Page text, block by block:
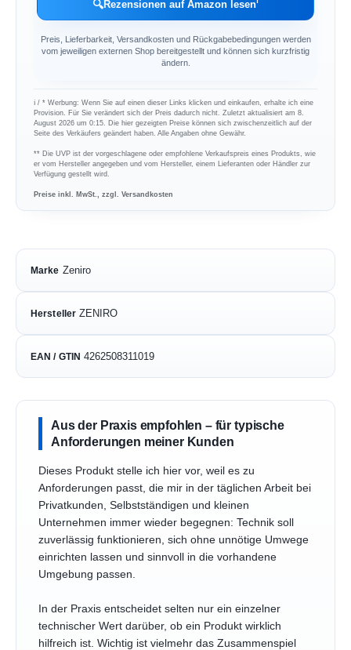
🔍Rezensionen auf Amazon lesen
Preis, Lieferbarkeit, Versandkosten und Rückgabebedingungen werden
vom jeweiligen externen Shop bereitgestellt und können sich kurzfristig
ändern.
ℹ︎ / * Werbung: Wenn Sie auf einen dieser Links klicken und einkaufen, erhalte ich eine
Provision. Für Sie verändert sich der Preis dadurch nicht. Zuletzt aktualisiert am 8.
August 2026 um 0:15. Die hier gezeigten Preise können sich zwischenzeitlich auf der
Seite des Verkäufers geändert haben. Alle Angaben ohne Gewähr.
** Die UVP ist der vorgeschlagene oder empfohlene Verkaufspreis eines Produkts, wie
er vom Hersteller angegeben und vom Hersteller, einem Lieferanten oder Händler zur
Verfügung gestellt wird.
Preise inkl. MwSt., zzgl. Versandkosten
Marke Zeniro
Hersteller ZENIRO
EAN / GTIN 4262508311019
Aus der Praxis empfohlen – für typische
Anforderungen meiner Kunden
Dieses Produkt stelle ich hier vor, weil es zu
Anforderungen passt, die mir in der täglichen Arbeit bei
Privatkunden, Selbstständigen und kleinen
Unternehmen immer wieder begegnen: Technik soll
zuverlässig funktionieren, sich ohne unnötige Umwege
einrichten lassen und sinnvoll in die vorhandene
Umgebung passen.
In der Praxis entscheidet selten nur ein einzelner
technischer Wert darüber, ob ein Produkt wirklich
hilfreich ist. Wichtig ist vielmehr das Zusammenspiel